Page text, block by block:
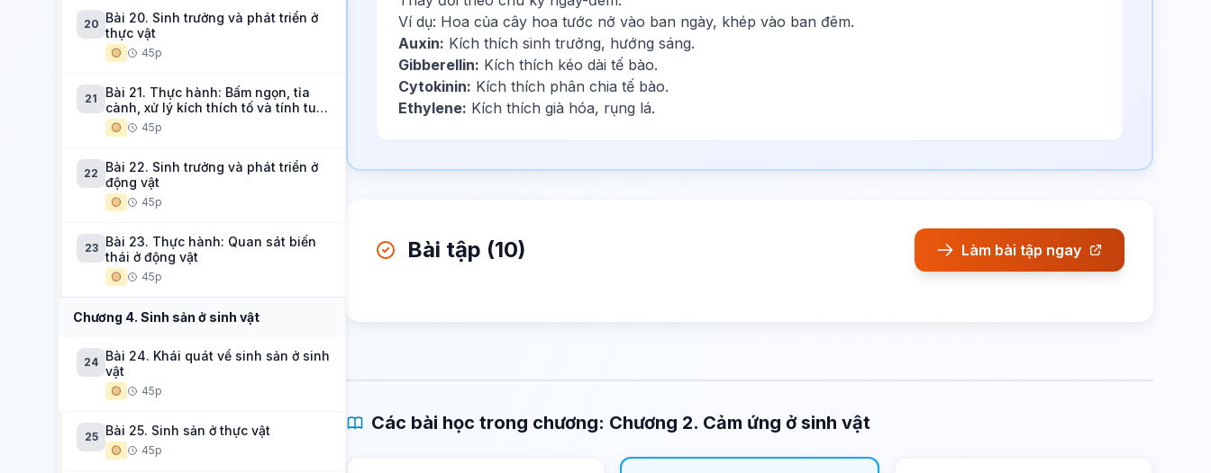
Ví dụ: Hoa của cây hoa tước nở vào ban ngày, khép vào ban đêm.
Auxin: Kích thích sinh trưởng, hướng sáng.
Gibberellin: Kích thích kéo dài tế bào.
Cytokinin: Kích thích phân chia tế bào.
Ethylene: Kích thích già hóa, rụng lá.
Bài tập (10) Làm bài tập ngay
Các bài học trong chương: Chương 2. Cảm ứng ở sinh vật
20 Bài 20. Sinh trưởng và phát triển ở
thực vật
🟡 45p
21
Bài 21. Thực hành: Bấm ngọn, tỉa
cành, xử lý kích thích tố và tính tuổi
cây
🟡 45p
22
Bài 22. Sinh trưởng và phát triển ở
động vật
🟡 45p
23
Bài 23. Thực hành: Quan sát biến
thái ở động vật
🟡 45p
Chương 4. Sinh sản ở sinh vật
24 Bài 24. Khái quát về sinh sản ở sinh
vật
🟡 45p
25 Bài 25. Sinh sản ở thực vật
🟡 45p